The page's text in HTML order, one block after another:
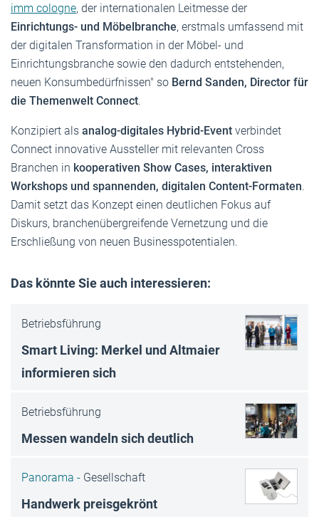
imm cologne, der internationalen Leitmesse der
Einrichtungs- und Möbelbranche, erstmals umfassend mit
der digitalen Transformation in der Möbel- und
Einrichtungsbranche sowie den dadurch entstehenden,
neuen Konsumbedürfnissen" so Bernd Sanden, Director für
die Themenwelt Connect.
Konzipiert als analog-digitales Hybrid-Event verbindet
Connect innovative Aussteller mit relevanten Cross
Branchen in kooperativen Show Cases, interaktiven
Workshops und spannenden, digitalen Content-Formaten.
Damit setzt das Konzept einen deutlichen Fokus auf
Diskurs, branchenübergreifende Vernetzung und die
Erschließung von neuen Businesspotentialen.
Das könnte Sie auch interessieren:
Betriebsführung
Smart Living: Merkel und Altmaier
informieren sich
Betriebsführung
Messen wandeln sich deutlich
Panorama - Gesellschaft
Handwerk preisgekrönt